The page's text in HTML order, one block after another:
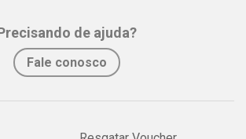
de ajuda?
Fale conosco